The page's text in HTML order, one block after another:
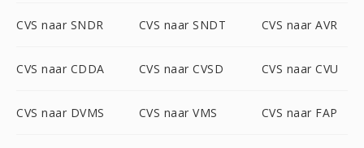
CVS naar SNDR CVS naar SNDT CVS naar AVR
CVS naar CDDA CVS naar CVSD CVS naar CVU
CVS naar DVMS CVS naar VMS CVS naar FAP